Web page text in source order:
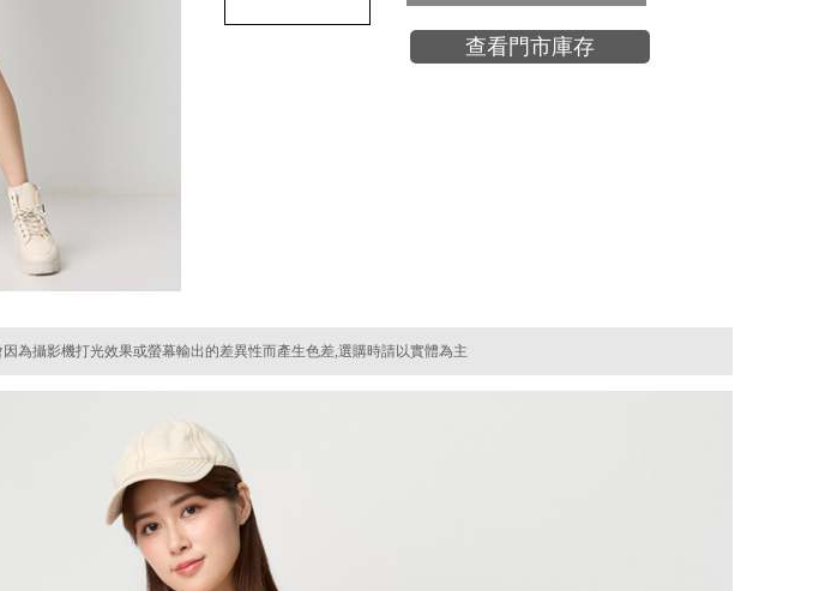
查看門市庫存
因為攝影機打光效果或螢幕輸出的差異性而產生色差,選購時請以實體為主